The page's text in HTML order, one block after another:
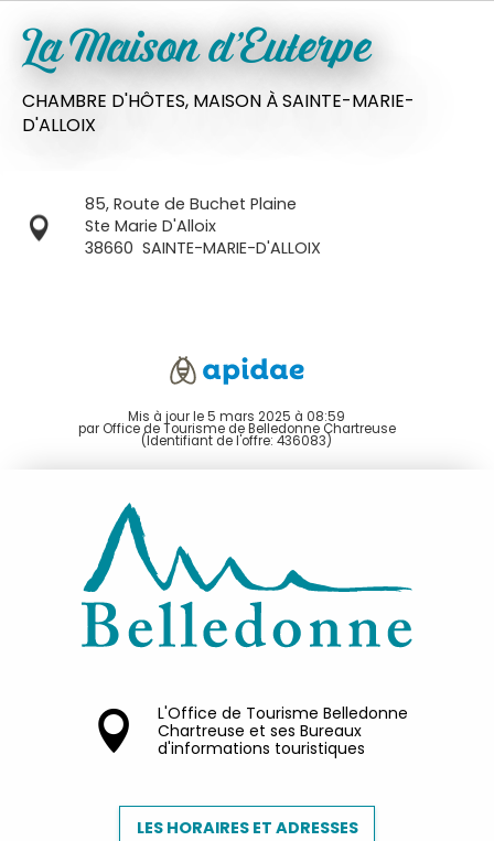
La Maison d'Euterpe
CHAMBRE D'HÔTES, MAISON À SAINTE-MARIE-
D'ALLOIX
85, Route de Buchet Plaine
Ste Marie D'Alloix
38660 SAINTE-MARIE-D'ALLOIX
Mis à jour le 5 mars 2025 à 08:59
par Office de Tourisme de Belledonne Chartreuse
(Identifiant de l'offre: 436083)
L'Office de Tourisme Belledonne
Chartreuse et ses Bureaux
d'informations touristiques
LES HORAIRES ET ADRESSES